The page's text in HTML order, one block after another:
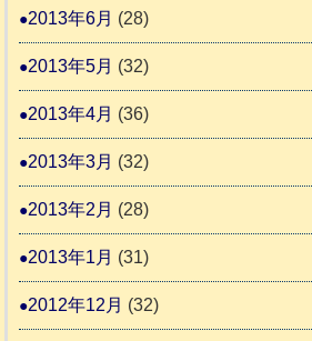
2013年6月 (28)
2013年5月 (32)
2013年4月 (36)
2013年3月 (32)
2013年2月 (28)
2013年1月 (31)
2012年12月 (32)